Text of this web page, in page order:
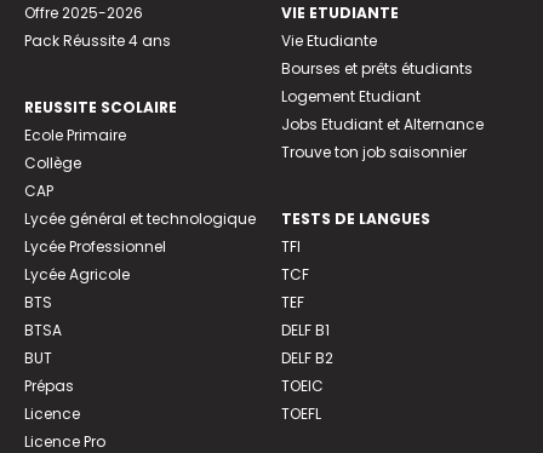
Offre 2025-2026
Pack Réussite 4 ans
REUSSITE SCOLAIRE
Ecole Primaire
Collège
CAP
Lycée général et technologique
Lycée Professionnel
Lycée Agricole
BTS
BTSA
BUT
Prépas
Licence
Licence Pro
VIE ETUDIANTE
Vie Etudiante
Bourses et prêts étudiants
Logement Etudiant
Jobs Etudiant et Alternance
Trouve ton job saisonnier
TESTS DE LANGUES
TFI
TCF
TEF
DELF B1
DELF B2
TOEIC
TOEFL